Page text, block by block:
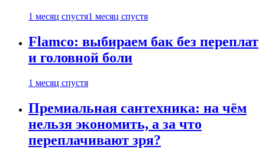
1 месяц спустя1 месяц спустя
Flamco: выбираем бак без переплат
и головной боли
1 месяц спустя
Премиальная сантехника: на чём
нельзя экономить, а за что
переплачивают зря?